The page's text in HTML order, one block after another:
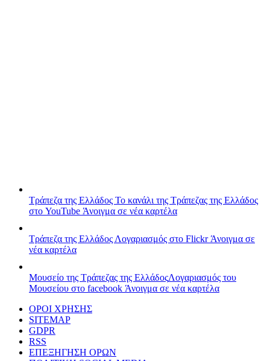
Τράπεζα της Ελλάδος Το κανάλι της Τράπεζας της Ελλάδος
στο YouTube Άνοιγμα σε νέα καρτέλα
Τράπεζα της Ελλάδος Λογαριασμός στο FlickrΆνοιγμα σε
νέα καρτέλα
Μουσείο της Τράπεζας της ΕλλάδοςΛογαριασμός του
Μουσείου στο facebook Άνοιγμα σε νέα καρτέλα
ΟΡΟΙ ΧΡΗΣΗΣ
SITEMAP
GDPR
RSS
ΕΠΕΞΗΓΗΣΗ ΟΡΩΝ